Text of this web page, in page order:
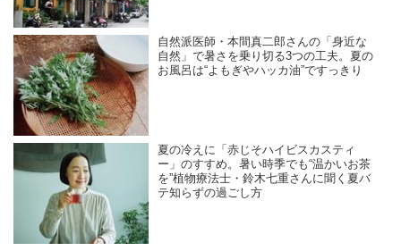
自然派医師・本間真二郎さんの「身近な
自然」で暑さを乗り切る3つの工夫。夏の
お風呂は“よもぎやハッカ油”ですっきり
夏の冷えに「赤じそハイビスカスティ
ー」のすすめ。暑い時季でも“温かいお茶
を”植物療法士・鈴木七重さんに聞く夏バ
テ知らずの過ごし方